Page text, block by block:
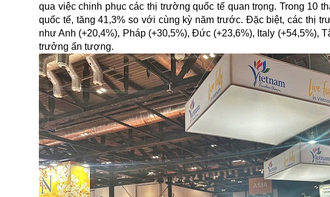
qua việc chinh phục các thị trường quốc tế quan trọng. Trong 10
quốc tế, tăng 41,3% so với cùng kỳ năm trước. Đặc biệt, các thị
như Anh (+20,4%), Pháp (+30,5%), Đức (+23,6%), Italy (+54,5%),
trưởng ấn tượng.